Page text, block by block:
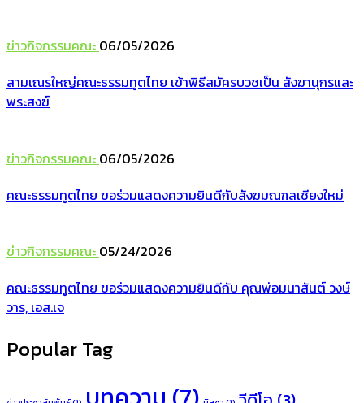
ข่าวกิจกรรมคณะ 06/05/2026
สามเณรใหญ่คณะธรรมทูตไทย เข้าพิธีสมัครบวชเป็น สังฆานุกรและ
พระสงฆ์
ข่าวกิจกรรมคณะ 06/05/2026
คณะธรรมทูตไทย ขอร่วมแสดงความยินดีกับสังฆมณฑลเชียงใหม่
ข่าวกิจกรรมคณะ 05/24/2026
คณะธรรมทูตไทย ขอร่วมแสดงความยินดีกับ คุณพ่อมนาสันต์ วงษ์
วาร, เอส.เจ
Popular Tag